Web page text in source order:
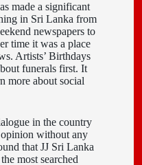
made a significant
in Sri Lanka from
newspapers to
time it was a place
Artists’ Birthdays
funerals first. It
more about social
in the country
opinion without any
that JJ Sri Lanka
most searched